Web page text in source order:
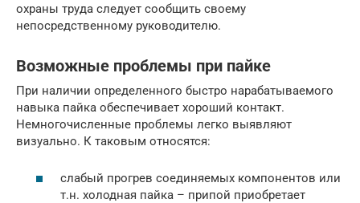
охраны труда следует сообщить своему
непосредственному руководителю.
Возможные проблемы при пайке
При наличии определенного быстро нарабатываемого
навыка пайка обеспечивает хороший контакт.
Немногочисленные проблемы легко выявляют
визуально. К таковым относятся:
слабый прогрев соединяемых компонентов или
т.н. холодная пайка – припой приобретает